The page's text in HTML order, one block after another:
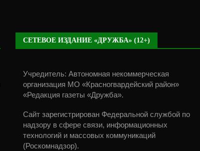
СЕТЕВОЕ ИЗДАНИЕ «ДРУЖБА» (12+)
Учредитель: Автономная некоммерческая
организация МО «Красногвардейский район»
«Редакция газеты «Дружба».
Сайт зарегистрирован Федеральной службой по
надзору в сфере связи, информационных
технологий и массовых коммуникаций
(Роскомнадзор).